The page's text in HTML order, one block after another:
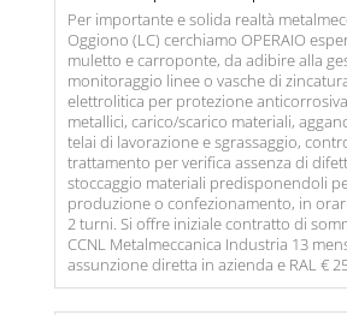
Per importante e solida realtà
Oggiono (LC) cerchiamo OPERAIO
muletto e carroponte, da adibire alla
monitoraggio linee o vasche di
elettrolitica per protezione
metallici, carico/scarico materiali,
telai di lavorazione e sgrassaggio,
trattamento per verifica assenza di
stoccaggio materiali predisponendoli
produzione o confezionamento, in
2 turni. Si offre iniziale contratto di
CCNL Metalmeccanica Industria 13
assunzione diretta in azienda e RAL €